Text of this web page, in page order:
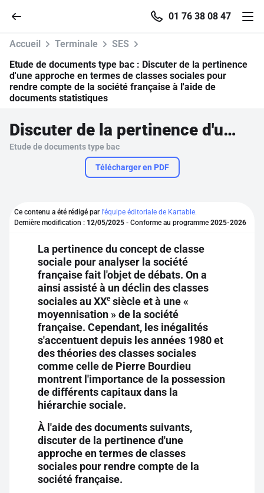
01 76 38 08 47
Accueil
Parcourir
S'inscrire gratuitement
Pour profiter de 10 contenus offerts.
Accueil Terminale
SES
Etude de documents type bac : Discuter de la pertinence
d'une approche en termes de classes sociales pour
rendre compte de la société française à l'aide de
documents statistiques
Discuter de la pertinence d'une approche en termes de classes sociales pour rendre compte de la société française à l'aide de documents statistiques
Etude de documents type bac
Télécharger en PDF
Ce contenu a été rédigé par l'équipe éditoriale de Kartable.
Dernière modification : 12/05/2025 - Conforme au programme 2025-2026
La pertinence du concept de classe
sociale pour analyser la société
française fait l'objet de débats. On a
ainsi assisté à un déclin des classes
sociales au XXesiècle et à une «
moyennisation » de la société
française. Cependant, les inégalités
s'accentuent depuis les années 1980 et
des théories des classes sociales
comme celle de Pierre Bourdieu
montrent l'importance de la possession
de différents capitaux dans la
hiérarchie sociale.
À l'aide des documents suivants,
discuter de la pertinence d'une
approche en termes de classes
sociales pour rendre compte de la
société française.